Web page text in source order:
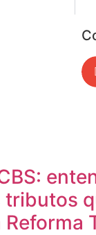
tributos
Reforma